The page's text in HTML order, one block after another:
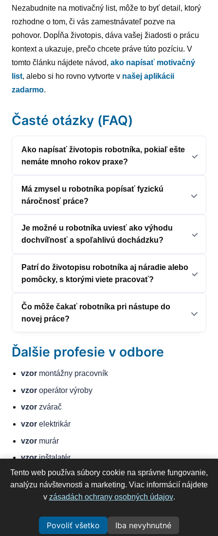
Nezabudnite na motivačný list, môže to byť detail, ktorý
rozhodne o tom, či vás zamestnávateľ pozve na
pohovor. Dopĺňa životopis, dáva vašej žiadosti o prácu
kontext a ukazuje, prečo chcete práve túto pozíciu. V
tomto článku nájdete návod, ako napísať motivačný
list, alebo si ho rovno vytvorte v našej aplikácii
zadarmo.
Časté otázky (FAQ)
Ako napísať životopis robotníka, pokiaľ ešte
nemáte mnoho rokov praxe?
Má zmysel u robotníka popísať fyzickú
náročnosť práce?
Je možné u robotníka uviesť ako výhodu
dochvíľnosť a spoľahlivú dochádzku?
Patrí do životopisu robotníka aj náradie alebo
pomôcky, s ktorými viete pracovať?
Čo môže čakať robotníka pri nástupe do
novej práce?
Ďalšie profesie v odbore
vzor montážny pracovník
vzor operátor výroby
vzor zvárač
vzor elektrikár
vzor murár
vzorinštalatér
vzormechanik
vzor
Tento web používa súbory cookie na správne fungovanie,
analýzu návštevnosti a marketing. Viac informácií nájdete
v zásadách ochrany osobných údajov.
Povoliť všetko Iba nevyhnutné
2026 RýchlyŽivotopis
Všetky práva vyhradené.
Obchodné podmienky
Ochrana osobných údajov Profese